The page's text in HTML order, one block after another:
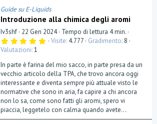
Guide su E-Liquids
Introduzione alla chimica degli aromi
Iv3shf 22 Gen 2024 Tempo di lettura 4 min.
5
0
s
t
e
l
l
a
(
e
)
Visite 4.777 Gradimento 8
Valutazioni 1
In parte è farina del mio sacco, in parte presa da un
vecchio articolo della TPA, che trovo ancora oggi
interessante e diventa sempre più attuale visto le
normative che sono in aria, fa capire a chi ancora
non lo sa, come sono fatti gli aromi, spero vi
piaccia, leggetelo con calma quando avete...